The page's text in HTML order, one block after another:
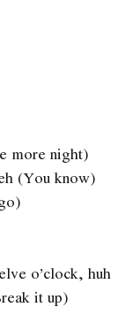
more night)
(You know)
o’clock, huh
it up)